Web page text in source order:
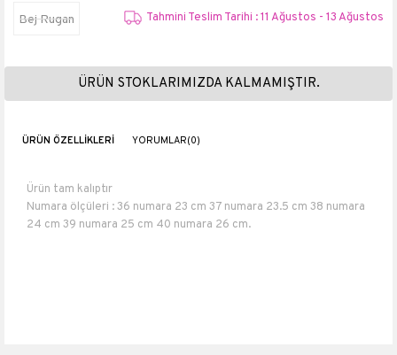
Bej Rugan Tahmini Teslim Tarihi : 11 Ağustos - 13 Ağustos
ÜRÜN STOKLARIMIZDA KALMAMIŞTIR.
ÜRÜN ÖZELLIKLERI YORUMLAR(0)
Ürün tam kalıptır
Numara ölçüleri : 36 numara 23 cm 37 numara 23.5 cm 38 numara
24 cm 39 numara 25 cm 40 numara 26 cm.